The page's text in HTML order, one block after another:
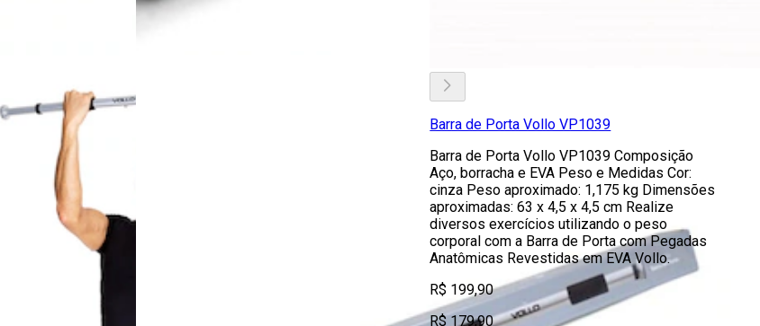
Barra de Porta Vollo VP1039
Barra de Porta Vollo VP1039 Composição
Aço, borracha e EVA Peso e Medidas Cor:
cinza Peso aproximado: 1,175 kg Dimensões
aproximadas: 63 x 4,5 x 4,5 cm Realize
diversos exercícios utilizando o peso
corporal com a Barra de Porta com Pegadas
Anatômicas Revestidas em EVA Vollo.
R$ 199,90
R$ 179,90